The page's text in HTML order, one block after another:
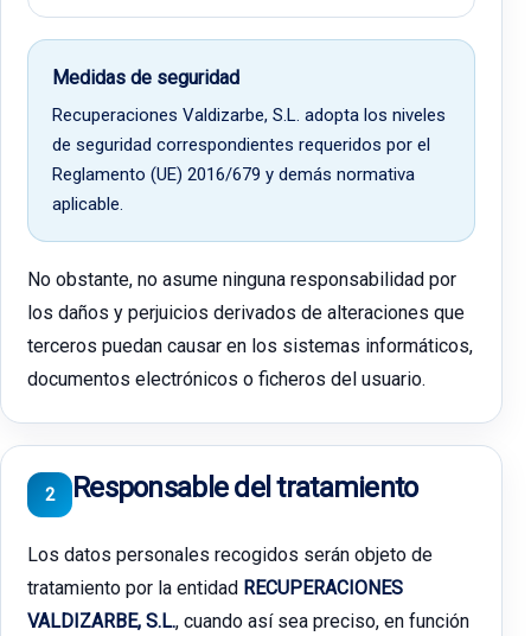
Medidas de seguridad
Recuperaciones Valdizarbe, S.L. adopta los niveles
de seguridad correspondientes requeridos por el
Reglamento (UE) 2016/679 y demás normativa
aplicable.
No obstante, no asume ninguna responsabilidad por
los daños y perjuicios derivados de alteraciones que
terceros puedan causar en los sistemas informáticos,
documentos electrónicos o ficheros del usuario.
2 Responsable del tratamiento
Los datos personales recogidos serán objeto de
tratamiento por la entidad RECUPERACIONES
VALDIZARBE, S.L., cuando así sea preciso, en función